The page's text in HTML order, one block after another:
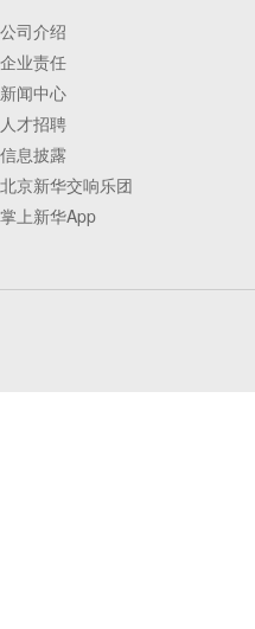
公司介绍
企业责任
新闻中心
人才招聘
信息披露
北京新华交响乐团
掌上新华App